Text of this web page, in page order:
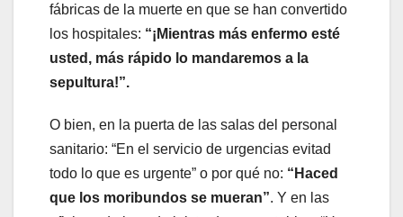
fábricas de la muerte en que se han convertido
los hospitales: “¡Mientras más enfermo esté
usted, más rápido lo mandaremos a la
sepultura!”.
O bien, en la puerta de las salas del personal
sanitario: “En el servicio de urgencias evitad
todo lo que es urgente” o por qué no: “Haced
que los moribundos se mueran”. Y en las